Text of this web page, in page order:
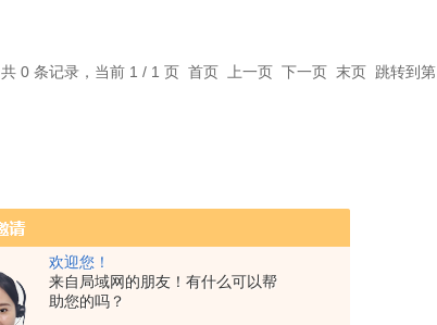
欢迎您！
来自局域网的朋友！有什么可以帮
助您的吗？
共 0 条记录，当前 1 / 1 页 首页 上一页 下一页 末页 跳转到第